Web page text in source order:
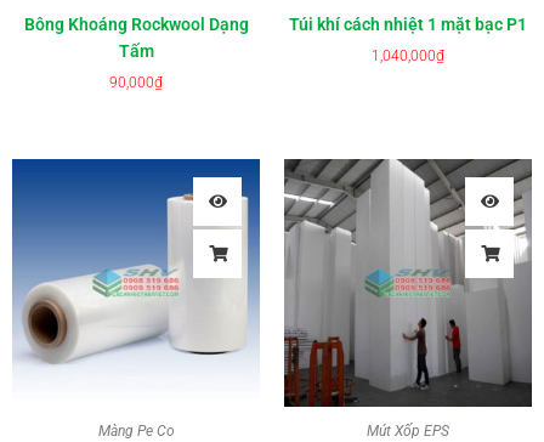
Bông Khoáng Rockwool Dạng
Tấm
90,000₫
Túi khí cách nhiệt 1 mặt bạc P1
1,040,000₫
Màng Pe Co Mút Xốp EPS